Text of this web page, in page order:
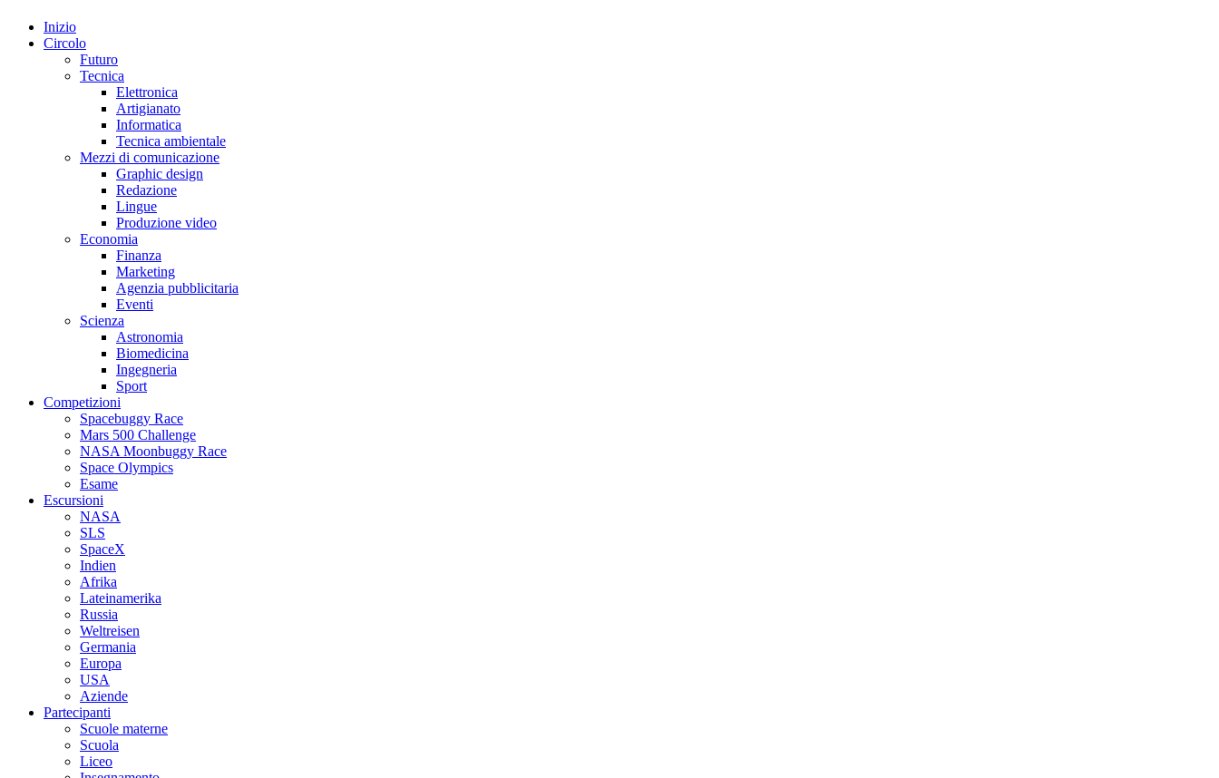
Inizio
Circolo
Futuro
Tecnica
Elettronica
Artigianato
Informatica
Tecnica ambientale
Mezzi di comunicazione
Graphic design
Redazione
Lingue
Produzione video
Economia
Finanza
Marketing
Agenzia pubblicitaria
Eventi
Scienza
Astronomia
Biomedicina
Ingegneria
Sport
Competizioni
Spacebuggy Race
Mars 500 Challenge
NASA Moonbuggy Race
Space Olympics
Esame
Escursioni
NASA
SLS
SpaceX
Indien
Afrika
Lateinamerika
Russia
Weltreisen
Germania
Europa
USA
Aziende
Partecipanti
Scuole materne
Scuola
Liceo